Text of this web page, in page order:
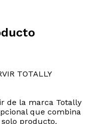
TOTALLY
de la marca Totally
que combina
producto.